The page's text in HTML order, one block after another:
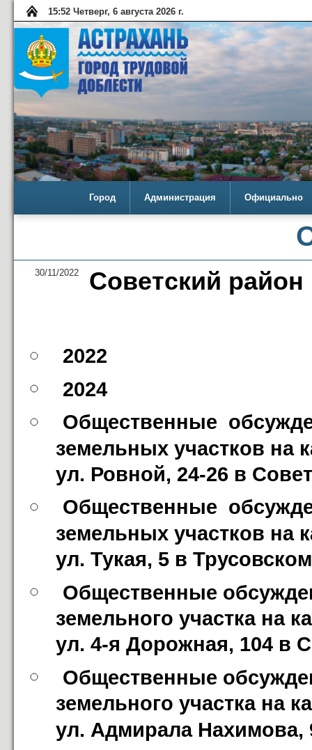
15:52 Четверг, 6 августа 2026 г.
Город Администрация Официально
30/11/2022 Советский район
2022
2024
Общественные
земельных участков на
ул. Ровной, 24-26 в
Общественные
земельных участков на
ул. Тукая, 5 в
Общественные
земельного участка на
ул. 4-я Дорожная, 104 в
Общественные
земельного участка на
ул. Адмирала Нахимова,